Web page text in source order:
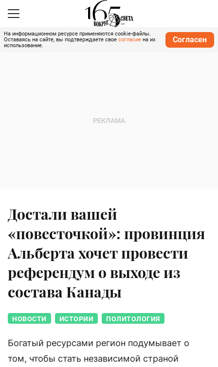
На информационном ресурсе применяются cookie-файлы.
Оставаясь на сайте, вы подтверждаете свое согласие на их
использование.
Согласен
Достали вашей
«повесточкой»: провинция
Альберта хочет провести
референдум о выходе из
состава Канады
НОВОСТИ ИСТОРИИ ПОЛИТОЛОГИЯ
Богатый ресурсами регион подумывает о
том, чтобы стать независимой страной